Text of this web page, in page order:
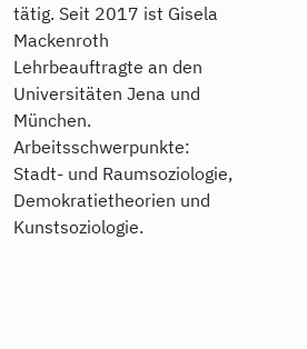
tätig. Seit 2017 ist Gisela
Mackenroth
Lehrbeauftragte an den
Universitäten Jena und
München.
Arbeitsschwerpunkte:
Stadt- und Raumsoziologie,
Demokratietheorien und
Kunstsoziologie.